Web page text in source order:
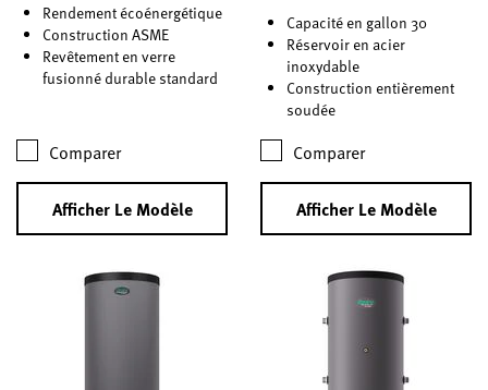
Rendement écoénergétique
Construction ASME
Revêtement en verre
fusionné durable standard
Comparer
Afficher Le Modèle
Capacité en gallon 30
Réservoir en acier
inoxydable
Construction entièrement
soudée
Comparer
Afficher Le Modèle